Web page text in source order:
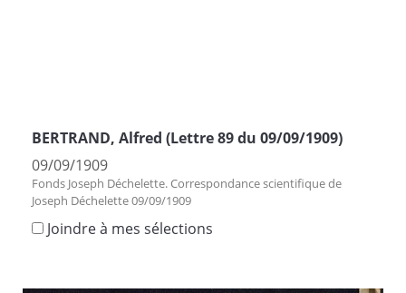
BERTRAND, Alfred (Lettre 89 du 09/09/1909)
09/09/1909
Fonds Joseph Déchelette. Correspondance scientifique de
Joseph Déchelette 09/09/1909
Joindre à mes sélections